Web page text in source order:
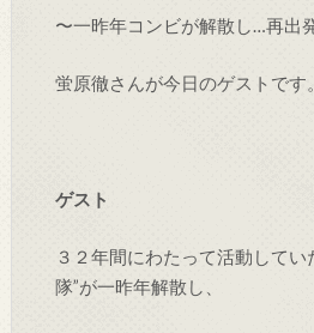
〜一昨年コンビが解散し…再出
蛍原徹さんが今日のゲストです。
ゲスト
３２年間にわたって活動してい
隊”が一昨年解散し、